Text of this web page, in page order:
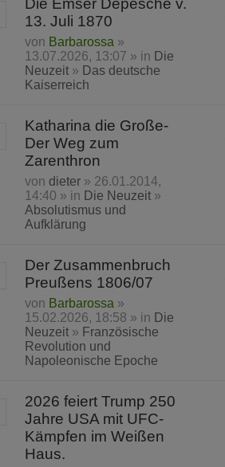
Die Emser Depesche v.
13. Juli 1870
von Barbarossa »
13.07.2026, 13:07 » in Die
Neuzeit » Das deutsche
Kaiserreich
Katharina die Große-
Der Weg zum
Zarenthron
von dieter » 26.01.2014,
14:40 » in Die Neuzeit »
Absolutismus und
Aufklärung
Der Zusammenbruch
Preußens 1806/07
von Barbarossa »
15.02.2026, 18:58 » in Die
Neuzeit » Französische
Revolution und
Napoleonische Epoche
2026 feiert Trump 250
Jahre USA mit UFC-
Kämpfen im Weißen
Haus.